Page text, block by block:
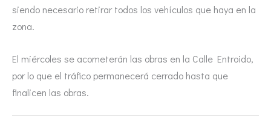
siendo necesario retirar todos los vehículos que haya en la
zona.
El miércoles se acometerán las obras en la Calle Entroido,
por lo que el tráfico permanecerá cerrado hasta que
finalicen las obras.